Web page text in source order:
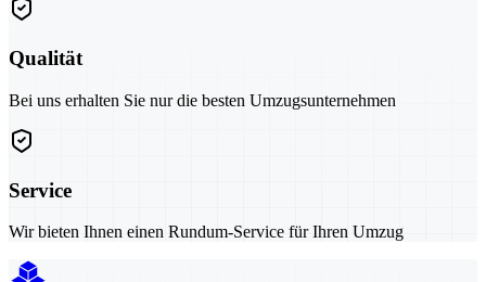
Qualität
Bei uns erhalten Sie nur die besten Umzugsunternehmen
Service
Wir bieten Ihnen einen Rundum-Service für Ihren Umzug